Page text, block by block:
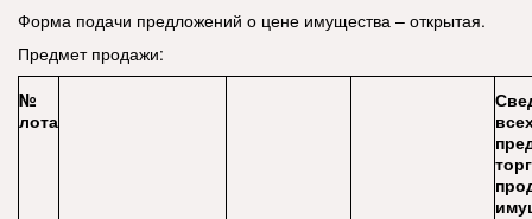
Форма подачи предложений о цене имущества – открытая.
Предмет продажи:
№
лота